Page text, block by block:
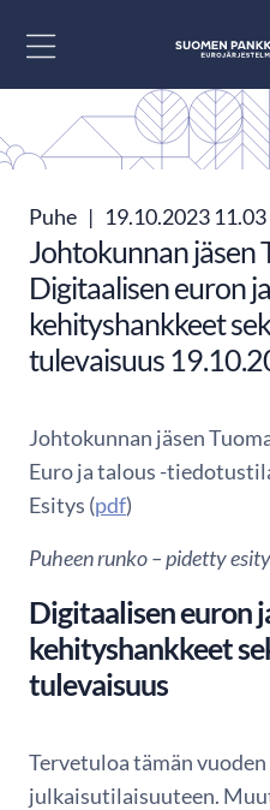
Puhe | 19.10.2023 11.03
Johtokunnan jäsen
Digitaalisen euron
kehityshankkeet
tulevaisuus
Johtokunnan jäsen
Euro ja talous -
Esitys (pdf)
Puheen runko – pidetty
Digitaalisen euron
kehityshankkeet
tulevaisuus
Tervetuloa tämän
julkaisutilaisuuteen.